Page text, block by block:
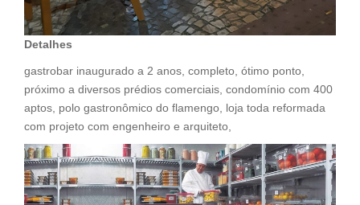
Detalhes
gastrobar inaugurado a 2 anos, completo, ótimo ponto,
próximo a diversos prédios comerciais, condomínio com 400
aptos, polo gastronômico do flamengo, loja toda reformada
com projeto com engenheiro e arquiteto,